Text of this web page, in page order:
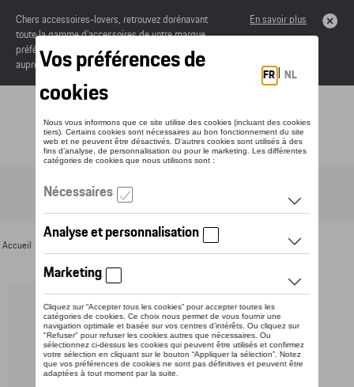
Chers accessoires-lovers, retrouvez dorénavant
toute la gamme d’accessoires de votre marque
préférée sous forme de catalogue à commander
auprès de votre concessionaire.
En savoir plus
Toggle navigation
Accueil > Détail